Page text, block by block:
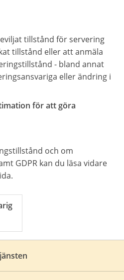
tillstånd för servering
tillstånd eller att anmäla
- bland annat
eller ändring i
för att göra
och om
GDPR kan du läsa vidare